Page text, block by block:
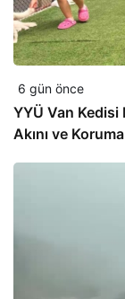
6 gün önce
YYÜ Van
Akını ve